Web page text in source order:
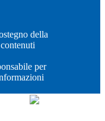
della
per